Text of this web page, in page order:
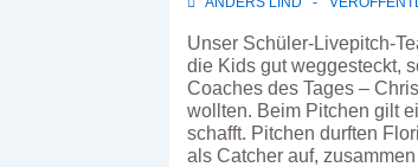
Unser Schüler-Livepitch-
die Kids gut weggesteckt,
Coaches des Tages –
wollten. Beim Pitchen gilt
schafft. Pitchen durften
als Catcher auf,